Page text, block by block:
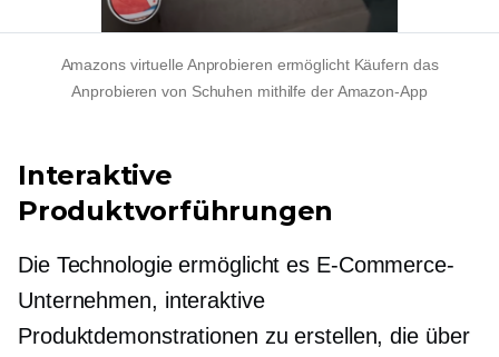
Amazons virtuelle Anprobieren ermöglicht Käufern das
Anprobieren von Schuhen mithilfe der Amazon-App
Interaktive
Produktvorführungen
Die Technologie ermöglicht es E-Commerce-
Unternehmen, interaktive
Produktdemonstrationen zu erstellen, die über